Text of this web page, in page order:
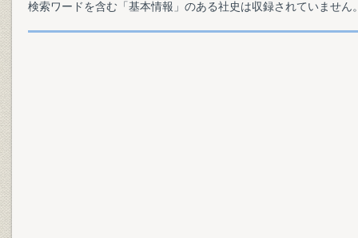
検索ワードを含む「基本情報」のある社史は収録されていません